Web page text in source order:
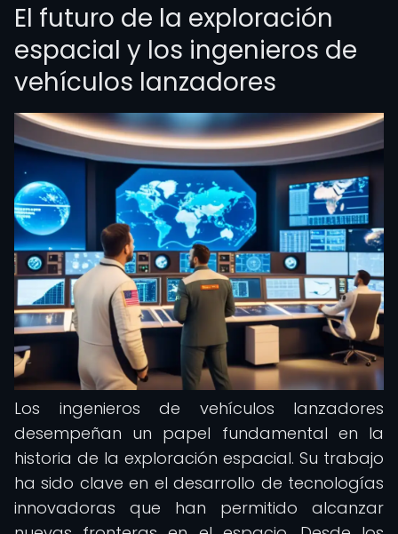
El futuro de la exploración
espacial y los ingenieros de
vehículos lanzadores
Los ingenieros de vehículos lanzadores
desempeñan un papel fundamental en la
historia de la exploración espacial. Su trabajo
ha sido clave en el desarrollo de tecnologías
innovadoras que han permitido alcanzar